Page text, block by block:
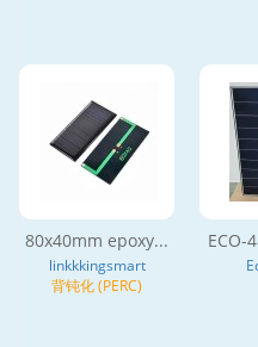
80x40mm epoxy...
linkkkingsmart
背钝化 (PERC)
ECO-